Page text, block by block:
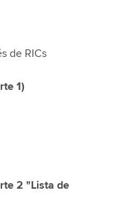
de RICs
1)
2 "Lista de